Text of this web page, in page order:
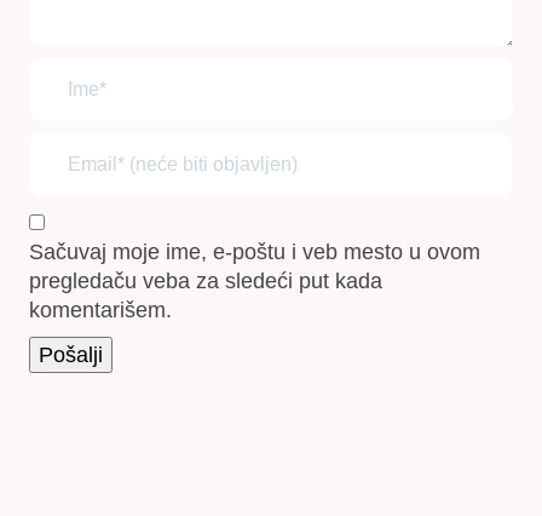
Sačuvaj moje ime, e-poštu i veb mesto u ovom
pregledaču veba za sledeći put kada
komentarišem.